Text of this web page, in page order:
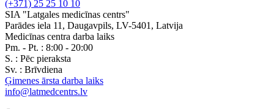
(+371) 25 25 10 10
SIA "Latgales medicīnas centrs"
Parādes iela 11, Daugavpils, LV-5401, Latvija
Medicīnas centra darba laiks
Pm. - Pt. : 8:00 - 20:00
S. : Pēc pieraksta
Sv. : Brīvdiena
Ģimenes ārsta darba laiks
info@latmedcentrs.lv